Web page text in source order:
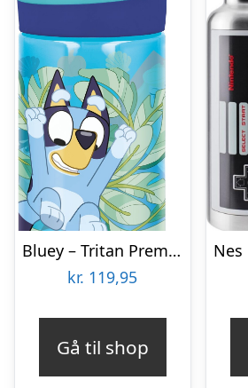
Bluey – Tritan Premium Drikkedunk 480 Ml
kr. 119,95
Gå til shop